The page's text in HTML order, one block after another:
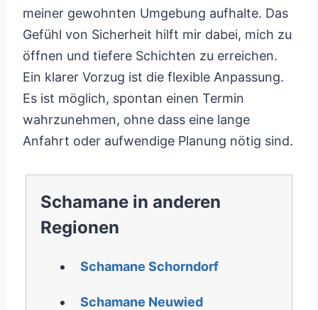
meiner gewohnten Umgebung aufhalte. Das
Gefühl von Sicherheit hilft mir dabei, mich zu
öffnen und tiefere Schichten zu erreichen.
Ein klarer Vorzug ist die flexible Anpassung.
Es ist möglich, spontan einen Termin
wahrzunehmen, ohne dass eine lange
Anfahrt oder aufwendige Planung nötig sind.
Schamane in anderen
Regionen
Schamane Schorndorf
Schamane Neuwied